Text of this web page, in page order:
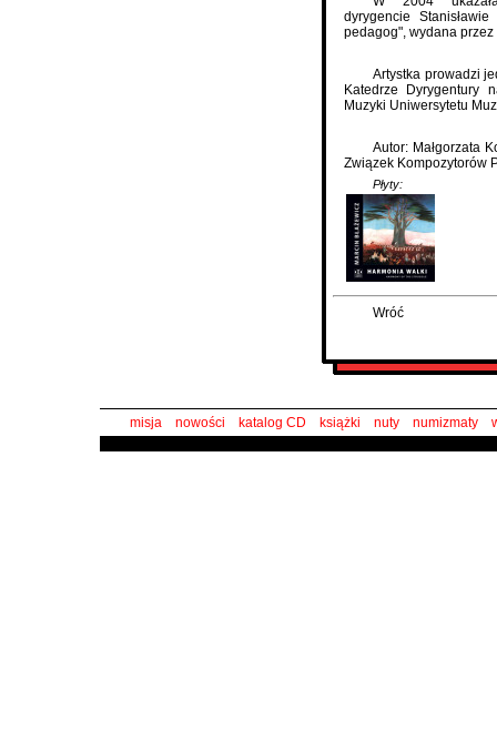
dyrygencie Stanisławie
pedagog", wydana przez
Artystka prowadzi
Katedrze Dyrygentury
Muzyki Uniwersytetu
Autor: Małgorzata
Związek Kompozytorów
Płyty:
Wróć
misja nowości katalog CD książki nuty numizmaty